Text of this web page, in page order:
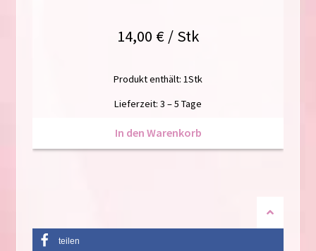
14,00 € / Stk
Produkt enthält: 1Stk
Lieferzeit: 3 – 5 Tage
In den Warenkorb
teilen